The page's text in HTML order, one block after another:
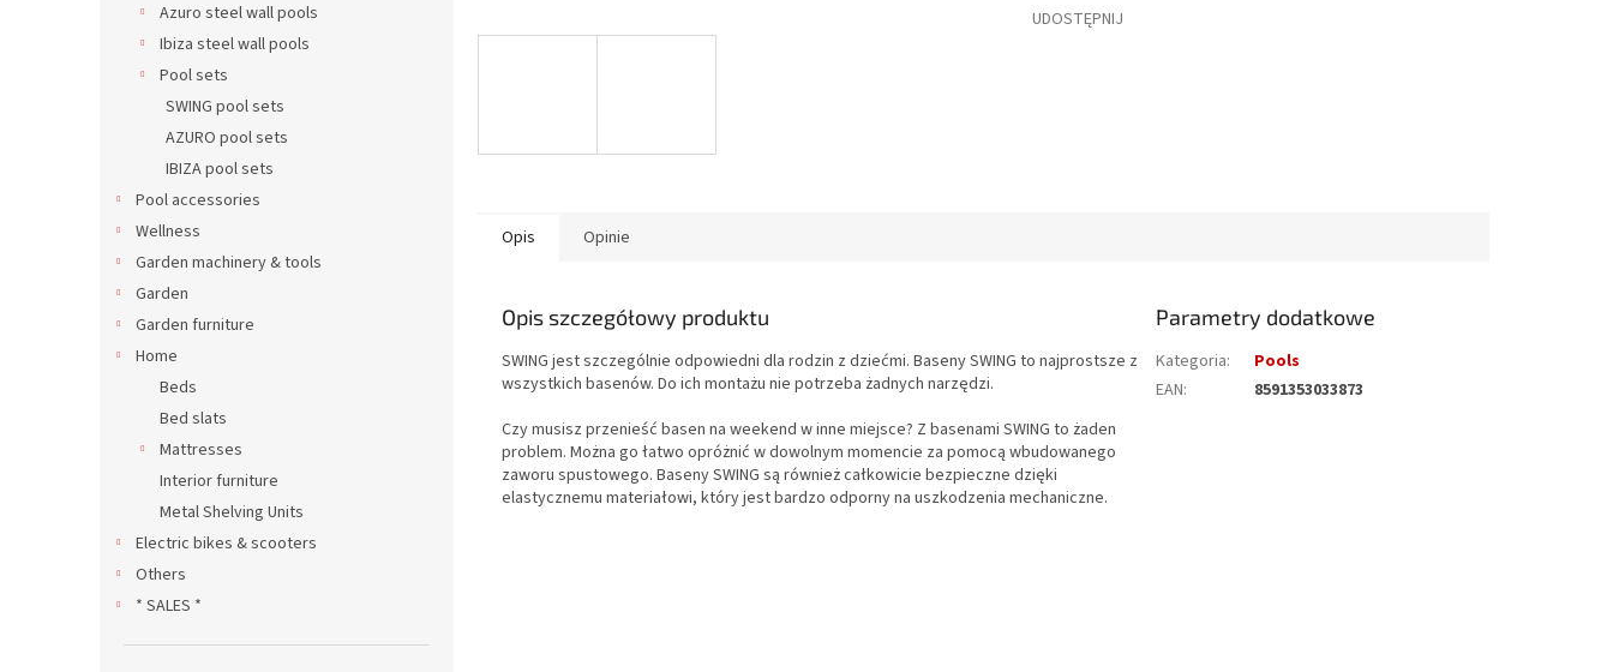
Azuro steel wall pools
Ibiza steel wall pools
Pool sets
SWING pool sets
AZURO pool sets
IBIZA pool sets
Pool accessories
Wellness
Garden machinery & tools
Garden
Garden furniture
Home
Beds
Bed slats
Mattresses
Interior furniture
Metal Shelving Units
Electric bikes & scooters
Others
* SALES *
UDOSTĘPNIJ
Opis Opinie
Opis szczegółowy produktu
SWING jest szczególnie odpowiedni dla rodzin z dziećmi. Baseny SWING to najprostsze z
wszystkich basenów. Do ich montażu nie potrzeba żadnych narzędzi.
Czy musisz przenieść basen na weekend w inne miejsce? Z basenami SWING to żaden
problem. Można go łatwo opróżnić w dowolnym momencie za pomocą wbudowanego
zaworu spustowego. Baseny SWING są również całkowicie bezpieczne dzięki
elastycznemu materiałowi, który jest bardzo odporny na uszkodzenia mechaniczne.
Parametry dodatkowe
Kategoria:
Pools
EAN: 8591353033873